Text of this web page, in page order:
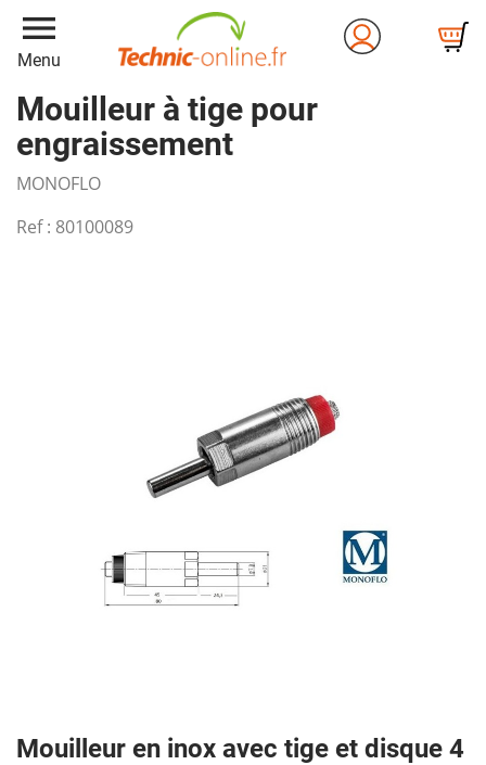
menu
Menu
Mouilleur à tige pour
engraissement
MONOFLO
Ref : 80100089
Mouilleur en inox avec tige et disque 4